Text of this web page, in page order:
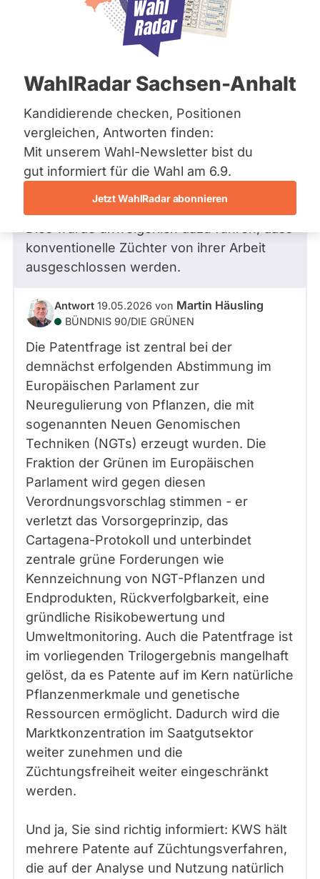
Bremen
Hamburg
Mecklenburg-Vorpommern
Nordrhein-Westfalen
Saarland
Sachsen
Sachsen-Anhalt
Sachsen-Anhalt
Schleswig-Holstein
Thüringen
Archiv
Über uns
Spenden
WahlRadar Sachsen-Anhalt
Kandidierende checken, Positionen
vergleichen, Antworten finden:
Mit unserem Wahl-Newsletter bist du
gut informiert für die Wahl am 6.9.
Jetzt WahlRadar abonnieren
12.05.2026
Was tun Sie, wenn die Abstimmung zur
Patentierung genveränderter Sorten
erfolgt?
Ich bin beunruhigt, nachdem ich erfuhr,
dass das Unternehmen KWS für eine
natürlich vorkommende Gensequenz das
konventionelle Züchter von ihrer Arbeit
ausgeschlossen werden.
Antwort 19.05.2026 von Martin Häusling
BÜNDNIS 90/­DIE GRÜNEN
Die Patentfrage ist zentral bei der
demnächst erfolgenden Abstimmung im
Europäischen Parlament zur
Neuregulierung von Pflanzen, die mit
sogenannten Neuen Genomischen
Techniken (NGTs) erzeugt wurden. Die
Fraktion der Grünen im Europäischen
Parlament wird gegen diesen
Verordnungsvorschlag stimmen - er
verletzt das Vorsorgeprinzip, das
Cartagena-Protokoll und unterbindet
zentrale grüne Forderungen wie
Kennzeichnung von NGT-Pflanzen und
Endprodukten, Rückverfolgbarkeit, eine
gründliche Risikobewertung und
Umweltmonitoring. Auch die Patentfrage ist
im vorliegenden Trilogergebnis mangelhaft
gelöst, da es Patente auf im Kern natürliche
Pflanzenmerkmale und genetische
Ressourcen ermöglicht. Dadurch wird die
Marktkonzentration im Saatgutsektor
weiter zunehmen und die
Züchtungsfreiheit weiter eingeschränkt
werden.
Und ja, Sie sind richtig informiert: KWS hält
mehrere Patente auf Züchtungsverfahren,
die auf der Analyse und Nutzung natürlich